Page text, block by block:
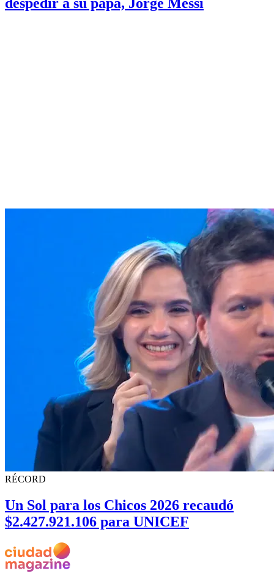
RÉCORD
Un Sol para los Chicos 2026 recaudó
$2.427.921.106 para UNICEF